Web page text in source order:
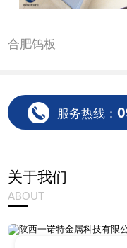
合肥钨板
服务热线：
关于我们
ABOUT